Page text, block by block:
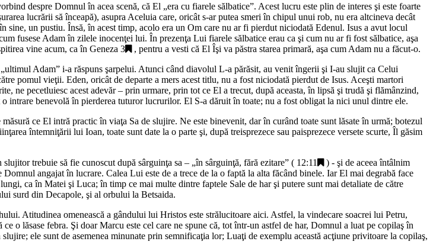
despre Domnul în acea scenă, că El „era cu fiarele sălbatice”. Acest lucru este plin de interes şi este foarte
lucrării să înceapă), asupra Aceluia care, oricât s-ar putea smeri în chipul unui rob, nu era altcineva decât
sine, un pustiu. Însă, în acest timp, acolo era un Om care nu ar fi pierdut niciodată Edenul. Isus a avut locul
fusese Adam în zilele inocenţei lui. În prezenţa Lui fiarele sălbatice erau ca şi cum nu ar fi fost sălbatice, aşa
vine acum, ca în Geneza 3
, pentru a vesti că El Îşi va păstra starea primară, aşa cum Adam nu a făcut-o.
ultimul Adam” i-a răspuns şarpelui. Atunci când diavolul L-a părăsit, au venit îngerii şi I-au slujit ca Celui
pomul vieţii. Eden, oricât de departe a mers acest titlu, nu a fost niciodată pierdut de Isus. Aceşti martori
ne pecetluiesc acest adevăr – prin urmare, prin tot ce El a trecut, după aceasta, în lipsă şi trudă şi flămânzind,
intrare benevolă în pierderea tuturor lucrurilor. El S-a dăruit în toate; nu a fost obligat la nici unul dintre ele.
ce El intră practic în viaţa Sa de slujire. Ne este binevenit, dar în curând toate sunt lăsate în urmă; botezul
întemniţării lui Ioan, toate sunt date la o parte şi, după treisprezece sau paisprezece versete scurte, Îl găsim
trebuie să fie cunoscut după sârguinţa sa – „în sârguinţă, fără ezitare” ( 12:11
) - şi de aceea întâlnim
angajat în lucrare. Calea Lui este de a trece de la o faptă la alta făcând binele. Iar El mai degrabă face
ca în Matei şi Luca; în timp ce mai multe dintre faptele Sale de har şi putere sunt mai detaliate de către
surd din Decapole, şi al orbului la Betsaida.
Atitudinea omenească a gândului lui Hristos este strălucitoare aici. Astfel, la vindecare soacrei lui Petru,
o lăsase febra. Şi doar Marcu este cel care ne spune că, tot într-un astfel de har, Domnul a luat pe copilaş în
ele sunt de asemenea minunate prin semnificaţia lor; Luaţi de exemplu această acţiune privitoare la copilaş,